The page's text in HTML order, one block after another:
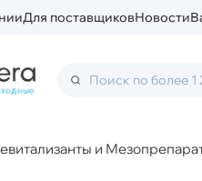
Для поставщиковНовости
и